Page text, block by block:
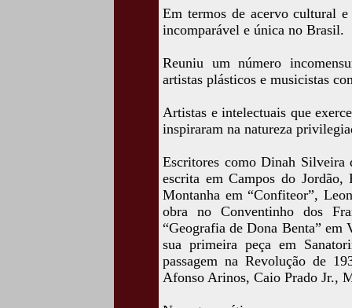
Em termos de acervo cultural
incomparável e única no Brasil.
Reuniu um número
artistas plásticos e musicistas
Artistas e intelectuais que
inspiraram na natureza
Escritores como Dinah Silveira
escrita em Campos do Jordão,
Montanha em “Confiteor”,
obra no Conventinho dos
“Geografia de Dona Benta”
sua primeira peça em
passagem na Revolução de
Afonso Arinos, Caio Prado Jr.,